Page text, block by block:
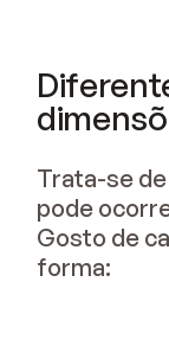
Trata-se
pode
Gosto de
forma: